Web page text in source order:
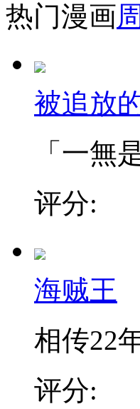
热门漫画周
被追放
「一
评分:
海贼王
相传22
评分: